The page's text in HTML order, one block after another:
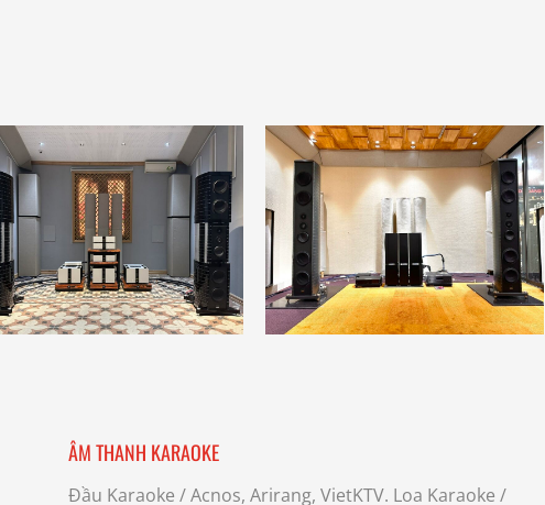
ÂM THANH KARAOKE
Đầu Karaoke / Acnos, Arirang, VietKTV. Loa Karaoke /